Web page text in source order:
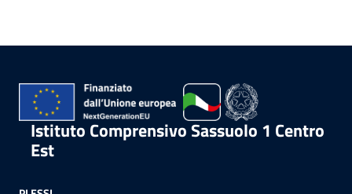
Istituto Comprensivo Sassuolo 1 Centro
Est